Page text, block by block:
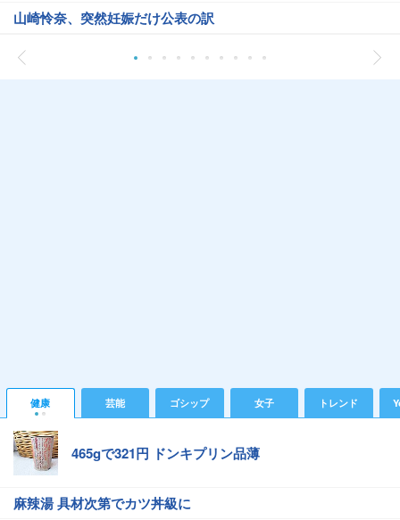
山崎怜奈、突然妊娠だけ公表の訳
健康 芸能 ゴシップ 女子 トレンド
465gで321円 ドンキプリン品薄
麻辣湯 具材次第でカツ丼級に